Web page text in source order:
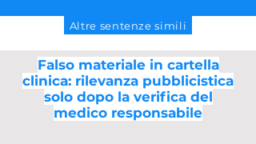
Altre sentenze simili
Falso materiale in cartella
clinica: rilevanza pubblicistica
solo dopo la verifica del
medico responsabile